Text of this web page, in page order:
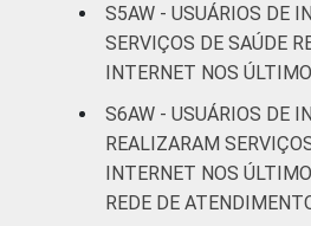
Fonte: CGI.br/NIC.br,
Estudos para o
Sociedade da
Pesquisa on-line com
Brasil - Painel TIC
S5AW - USUÁRIOS DE
SERVIÇOS DE SAÚDE
INTERNET NOS
S6AW - USUÁRIOS DE
REALIZARAM
INTERNET NOS
REDE DE